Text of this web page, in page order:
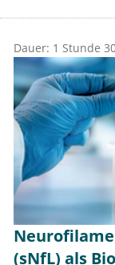
Dauer: 1 Stunde
(sNfL) als